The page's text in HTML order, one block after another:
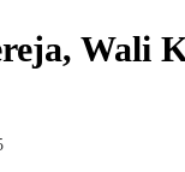
Wali